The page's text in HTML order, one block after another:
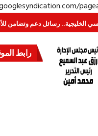
دعم وتضامن للأشقاء
رابط